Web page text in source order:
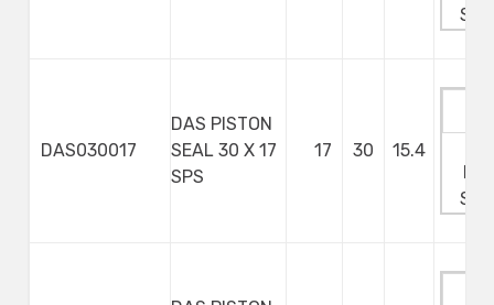
DAS030017
DAS PISTON
SEAL 30 X 17
SPS
17 30 15.4